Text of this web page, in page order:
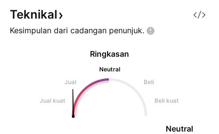
Teknikal
Kesimpulan dari cadangan penunjuk.
Ringkasan
Neutral
Jual
Beli
Jual kuat Beli kuat
Neutral